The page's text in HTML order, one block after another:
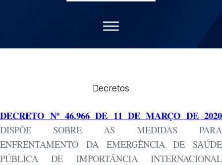
Decretos
DECRETO Nº 46.966 DE 11 DE MARÇO DE 2020
DISPÕE SOBRE AS MEDIDAS PARA
ENFRENTAMENTO DA EMERGÊNCIA DE SAÚDE
PÚBLICA DE IMPORTÂNCIA INTERNACIONAL